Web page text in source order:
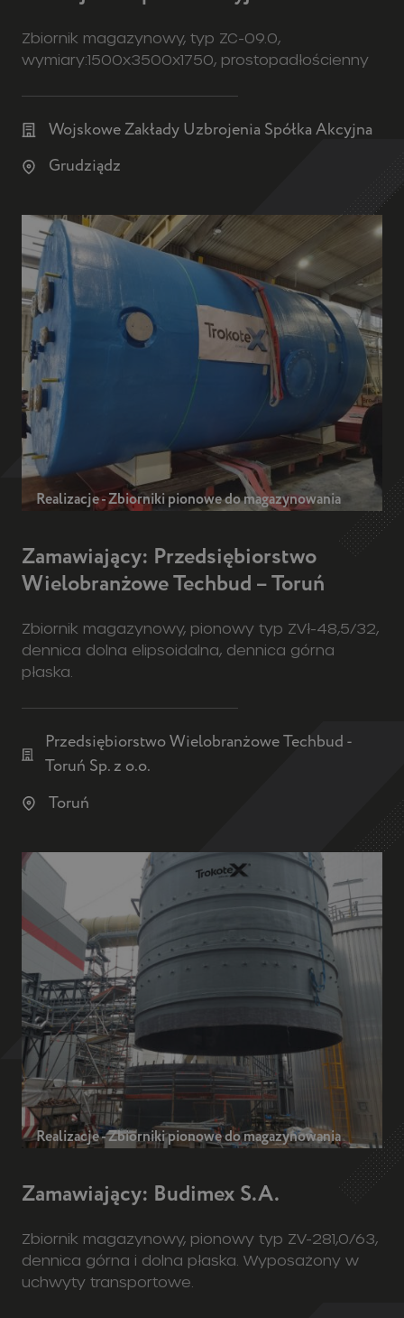
Zbiornik magazynowy, typ ZC-09.0,
wymiary:1500x3500x1750, prostopadłościenny
Wojskowe Zakłady Uzbrojenia Spółka Akcyjna
Grudziądz
Realizacje - Zbiorniki pionowe do magazynowania
Zamawiający: Przedsiębiorstwo
Wielobranżowe Techbud – Toruń
Zbiornik magazynowy, pionowy typ ZVł-48,5/32,
dennica dolna elipsoidalna, dennica górna
płaska.
Przedsiębiorstwo Wielobranżowe Techbud -
Toruń Sp. z o.o.
Toruń
Realizacje - Zbiorniki pionowe do magazynowania
Zamawiający: Budimex S.A.
Zbiornik magazynowy, pionowy typ ZV-281,0/63,
dennica górna i dolna płaska. Wyposażony w
uchwyty transportowe.